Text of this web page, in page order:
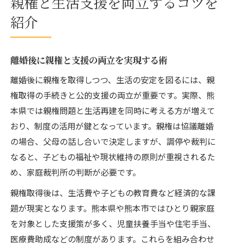
紹介
離婚後に親権と支援の両立を実現する術
離婚後に親権を取得しつつ、生活の安定を図るには、親
権取得の手続きと公的支援の両立が重要です。実際、熊
本県では親権問題と生活再建を同時に考える方が増えて
おり、制度の活用が鍵となっています。親権は協議離婚
の場合、父母の話し合いで決定しますが、調停や裁判に
なると、子どもの福祉や現状維持の原則が重視されるた
め、家庭裁判所の判断が必要です。
親権取得後は、生活費や子どもの教育費など経済的な課
題が現実となります。熊本県や熊本市ではひとり親家庭
を対象とした支援策が多く、児童扶養手当や住宅手当、
医療費助成などの制度があります。これらを組み合わせ